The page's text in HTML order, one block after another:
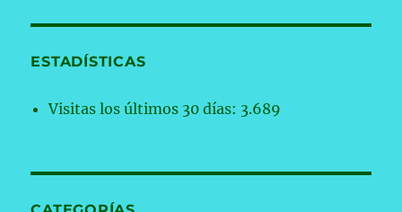
ESTADÍSTICAS
Visitas los últimos 30 días: 3.689